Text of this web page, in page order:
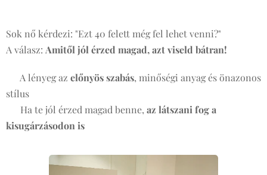
Sok nő kérdezi: "Ezt 40 felett még fel lehet venni?"
A válasz: Amitől jól érzed magad, azt viseld bátran!
✔ A lényeg az előnyös szabás, minőségi anyag és önazonos
stílus
✔ Ha te jól érzed magad benne, az látszani fog a
kisugárzásodon is